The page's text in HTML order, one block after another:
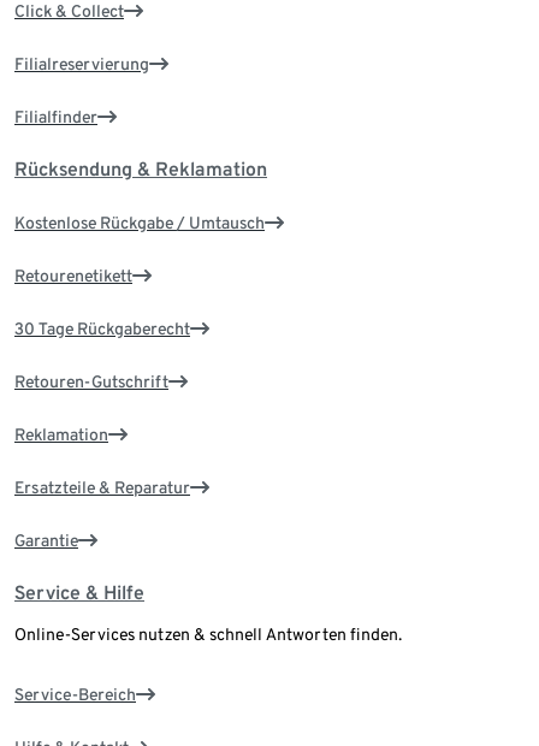
Click & Collect
Filialreservierung
Filialfinder
Rücksendung & Reklamation
Kostenlose Rückgabe / Umtausch
Retourenetikett
30 Tage Rückgaberecht
Retouren-Gutschrift
Reklamation
Ersatzteile & Reparatur
Garantie
Service & Hilfe
Online-Services nutzen & schnell Antworten finden.
Service-Bereich